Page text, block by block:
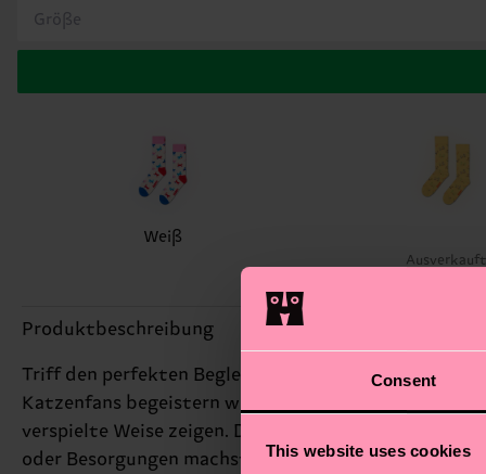
Consent
This website uses cookies
Größe
Weiß
Ausverkauft
Produktbeschreibung
Triff den perfekten Begleiter für deine Füße –
Katzenfans begeistern wird. Wir stehen für
verspielte Weise zeigen. Das süße Katzenmuster
oder Besorgungen machst, diese Katzensocken